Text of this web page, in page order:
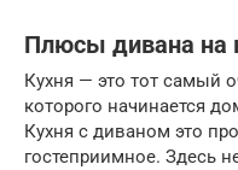
Плюсы дивана на
Кухня — это тот самый
которого начинается
Кухня с диваном это
гостеприимное. Здесь